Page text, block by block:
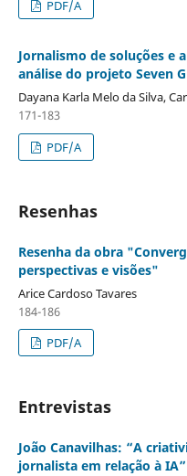
PDF/A
Jornalismo de soluções e
análise do projeto Seven
Dayana Karla Melo da Silva,
171-183
PDF/A
Resenhas
Resenha da obra
perspectivas e visões"
Arice Cardoso Tavares
184-186
PDF/A
Entrevistas
João Canavilhas: “A
jornalista em relação à IA”